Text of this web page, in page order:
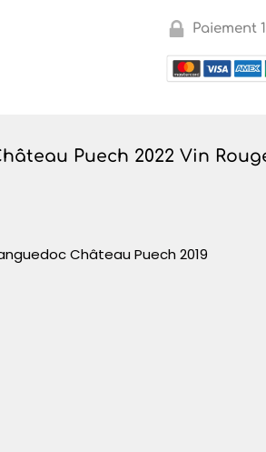
Paiement
Puech 2022 Vin
Château Puech 2019